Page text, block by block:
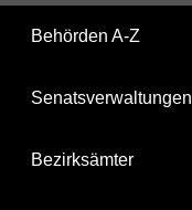
Behörden A-Z
Senatsverwaltungen
Bezirksämter